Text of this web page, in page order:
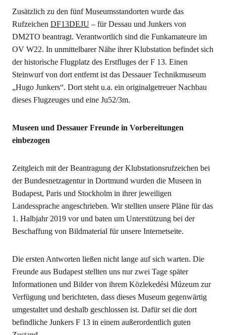
Zusätzlich zu den fünf Museumsstandorten wurde das
Rufzeichen DF13DEJU – für Dessau und Junkers von
DM2TO beantragt. Verantwortlich sind die Funkamateure im
OV W22. In unmittelbarer Nähe ihrer Klubstation befindet sich
der historische Flugplatz des Erstfluges der F 13. Einen
Steinwurf von dort entfernt ist das Dessauer Technikmuseum
„Hugo Junkers“. Dort steht u.a. ein originalgetreuer Nachbau
dieses Flugzeuges und eine Ju52/3m.
Museen und Dessauer Freunde in Vorbereitungen
einbezogen
Zeitgleich mit der Beantragung der Klubstationsrufzeichen bei
der Bundesnetzagentur in Dortmund wurden die Museen in
Budapest, Paris und Stockholm in ihrer jeweiligen
Landessprache angeschrieben. Wir stellten unsere Pläne für das
1. Halbjahr 2019 vor und baten um Unterstützung bei der
Beschaffung von Bildmaterial für unsere Internetseite.
Die ersten Antworten ließen nicht lange auf sich warten. Die
Freunde aus Budapest stellten uns nur zwei Tage später
Informationen und Bilder von ihrem Közlekedési Múzeum zur
Verfügung und berichteten, dass dieses Museum gegenwärtig
umgestaltet und deshalb geschlossen ist. Dafür sei die dort
befindliche Junkers F 13 in einem außerordentlich guten